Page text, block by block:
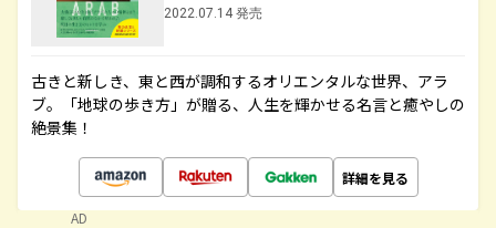
2022.07.14 発売
古きと新しき、東と西が調和するオリエンタルな世界、アラ
ブ。「地球の歩き方」が贈る、人生を輝かせる名言と癒やしの
絶景集！
詳細を見る
AD